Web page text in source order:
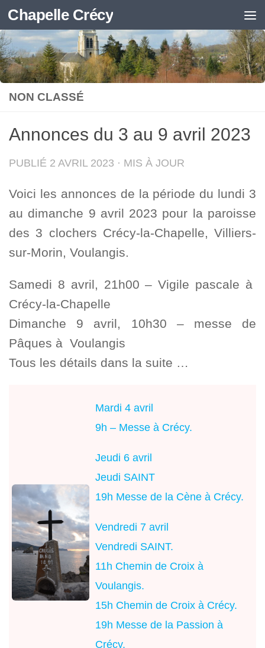
Skip to content
Chapelle Crécy
NON CLASSÉ
Annonces du 3 au 9 avril 2023
PUBLIÉ 2 AVRIL 2023 · MIS À JOUR
Voici les annonces de la période du lundi 3
au dimanche 9 avril 2023 pour la paroisse
des 3 clochers Crécy-la-Chapelle, Villiers-
sur-Morin, Voulangis.
Samedi 8 avril, 21h00 – Vigile pascale à
Crécy-la-Chapelle
Dimanche 9 avril, 10h30 – messe de
Pâques à Voulangis
Tous les détails dans la suite …
Mardi 4 avril
9h – Messe à Crécy.
Jeudi 6 avril
Jeudi SAINT
19h Messe de la Cène à Crécy.
Vendredi 7 avril
Vendredi SAINT.
11h Chemin de Croix à
Voulangis.
15h Chemin de Croix à Crécy.
19h Messe de la Passion à
Crécy.